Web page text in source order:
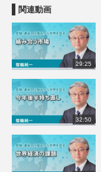
関連動画
29:25
32:50